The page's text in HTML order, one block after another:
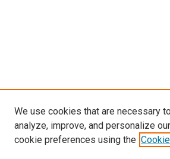
We use cookies that are necessary
analyze, improve, and personalize
cookie preferences using the